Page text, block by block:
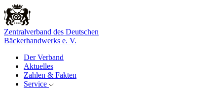
Zentralverband des Deutschen
Bäckerhandwerks e. V.
Der Verband
Aktuelles
Zahlen & Fakten
Service